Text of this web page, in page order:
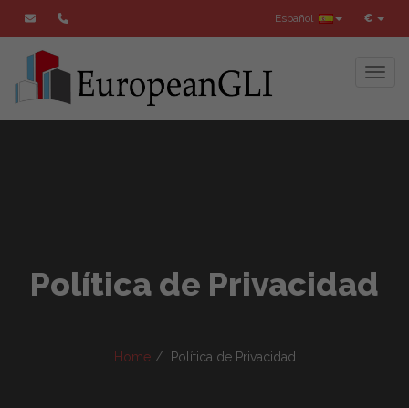
€
Español
Política de Privacidad
Home Política de Privacidad